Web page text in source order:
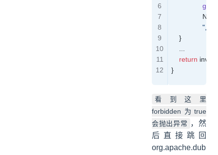
    }
	...
    return
}
看到这里
forbidden为true
会抛出异常 ，然
后直接跳回
org.apache.dub